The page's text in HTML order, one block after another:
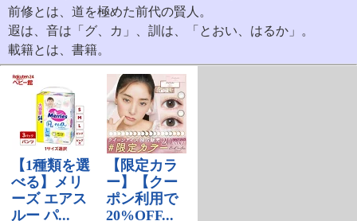
前修とは、道を極めた前代の賢人。
遐は、音は「グ、カ」、訓は、「とおい、はるか」。
載籍とは、書籍。